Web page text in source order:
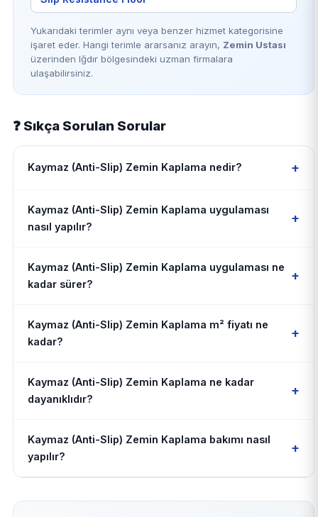
Yukarıdaki terimler aynı veya benzer hizmet kategorisine
işaret eder. Hangi terimle ararsanız arayın, Zemin Ustası
üzerinden Iğdır bölgesindeki uzman firmalara
ulaşabilirsiniz.
❓ Sıkça Sorulan Sorular
Kaymaz (Anti-Slip) Zemin Kaplama nedir? +
Kaymaz (Anti-Slip) Zemin Kaplama uygulaması
nasıl yapılır?
+
Kaymaz (Anti-Slip) Zemin Kaplama uygulaması ne
kadar sürer?
+
Kaymaz (Anti-Slip) Zemin Kaplama m² fiyatı ne
kadar?
+
Kaymaz (Anti-Slip) Zemin Kaplama ne kadar
dayanıklıdır?
+
Kaymaz (Anti-Slip) Zemin Kaplama bakımı nasıl
yapılır?
+